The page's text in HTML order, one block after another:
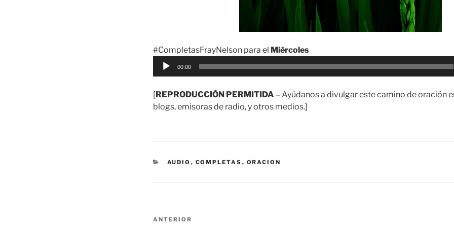
#CompletasFrayNelson para el Miércoles
Reproductor
00:00
[REPRODUCCIÓN PERMITIDA – Ayúdanos a divulgar este camino de oración
blogs, emisoras de radio, y otros medios.]
CATEGORÍAS
AUDIO , COMPLETAS , ORACION
Navegación
Entrada
ANTERIOR